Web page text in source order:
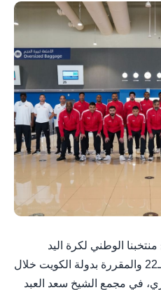
/ يفتتح منتخبنا الوطني لكرة اليد
مشواره في البطولة الآسيوية الـ22 والمقررة بدولة الكويت خلال
29 يناير الجاري، في مجمع الشيخ سعد العبد